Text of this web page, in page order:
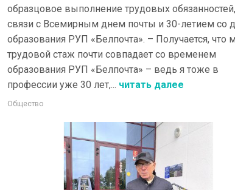
образцовое выполнение трудовых
связи с Всемирным днем почты и 30-летием со
образования РУП «Белпочта». – Получается, что
трудовой стаж почти совпадает со временем
образования РУП «Белпочта» – ведь я тоже в
профессии уже 30 лет,... читать далее
Общество